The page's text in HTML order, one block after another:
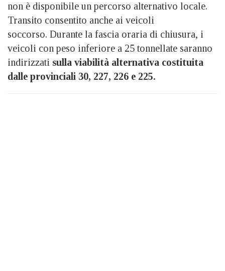
non è disponibile un percorso alternativo locale.
Transito consentito anche ai veicoli
soccorso. Durante la fascia oraria di chiusura, i
veicoli con peso inferiore a 25 tonnellate saranno
indirizzati sulla viabilità alternativa costituita
dalle provinciali 30, 227, 226 e 225.